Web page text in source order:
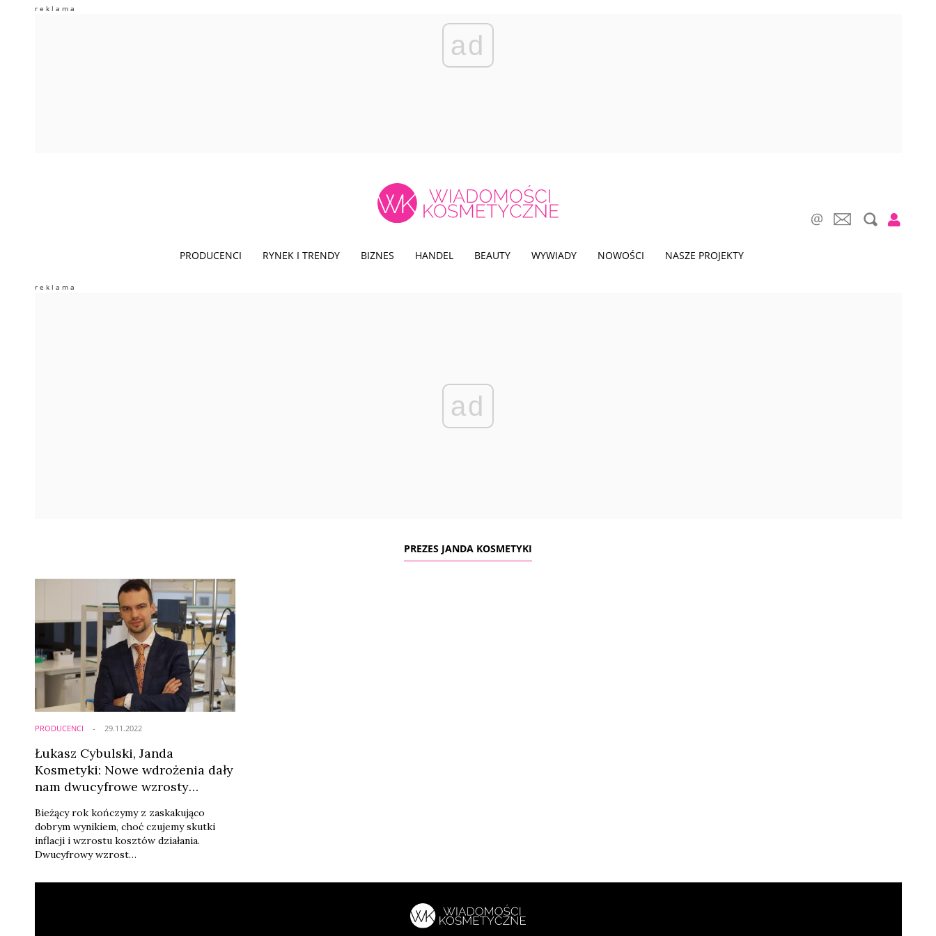
ad
PRODUCENCI RYNEK I TRENDY BIZNES HANDEL BEAUTY WYWIADY NOWOŚCI NASZE PROJEKTY
ad
PREZES JANDA KOSMETYKI
PRODUCENCI
Łukasz Cybulski, Janda
Kosmetyki: Nowe wdrożenia dały
nam dwucyfrowe wzrosty
Bieżący rok kończymy z zaskakująco
dobrym wynikiem, choć czujemy skutki
inflacji i wzrostu kosztów działania.
Dwucyfrowy wzrost
wdrożeniom – serii kosmetyków
29.11.2022